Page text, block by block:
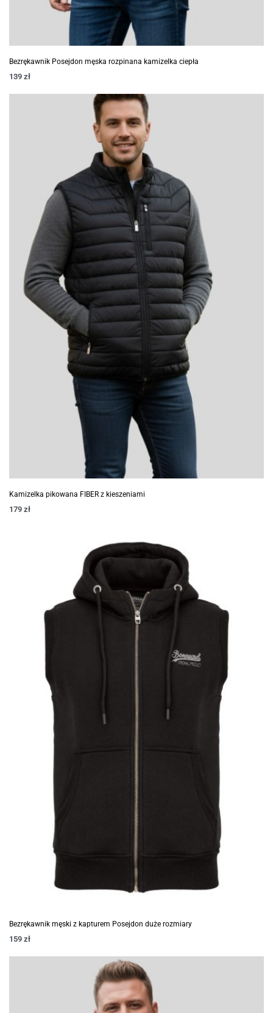
Bezrękawnik Posejdon męska rozpinana kamizelka ciepła
139 zł
Kamizelka pikowana FIBER z kieszeniami
179 zł
Bezrękawnik męski z kapturem Posejdon duże rozmiary
159 zł